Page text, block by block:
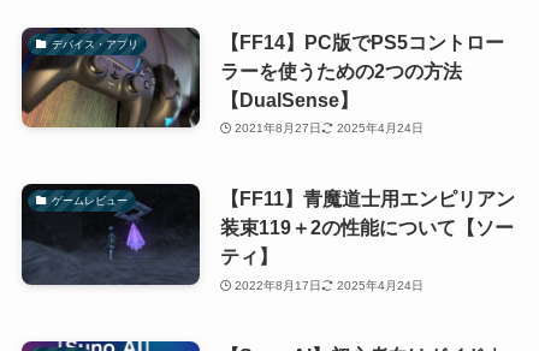
デバイス・アプリ
【FF14】PC版でPS5コントロー
ラーを使うための2つの方法
【DualSense】
2021年8月27日 2025年4月24日
ゲームレビュー
【FF11】青魔道士用エンピリアン
装束119＋2の性能について【ソー
ティ】
2022年8月17日 2025年4月24日